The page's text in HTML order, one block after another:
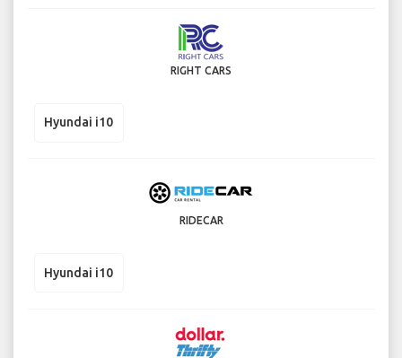
RIGHT CARS
Hyundai i10
RIDECAR
Hyundai i10